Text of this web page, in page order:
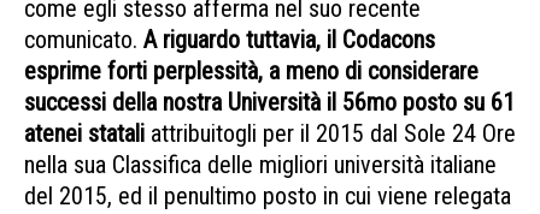
come egli stesso afferma nel suo recente
comunicato. A riguardo tuttavia, il Codacons
esprime forti perplessità, a meno di considerare
successi della nostra Università il 56mo posto su 61
atenei statali attribuitogli per il 2015 dal Sole 24 Ore
nella sua Classifica delle migliori università italiane
del 2015, ed il penultimo posto in cui viene relegata